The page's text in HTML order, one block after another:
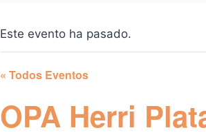
Este evento ha pasado.
« Todos Eventos
OPA Herri